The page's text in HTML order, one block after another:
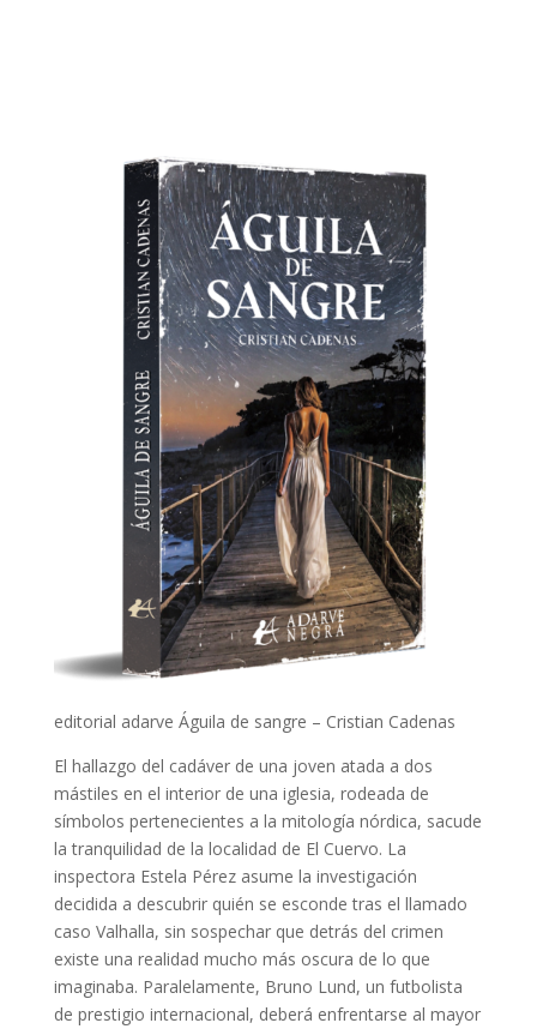
editorial adarve Águila de sangre – Cristian Cadenas
El hallazgo del cadáver de una joven atada a dos
mástiles en el interior de una iglesia, rodeada de
símbolos pertenecientes a la mitología nórdica, sacude
la tranquilidad de la localidad de El Cuervo. La
inspectora Estela Pérez asume la investigación
decidida a descubrir quién se esconde tras el llamado
caso Valhalla, sin sospechar que detrás del crimen
existe una realidad mucho más oscura de lo que
imaginaba. Paralelamente, Bruno Lund, un futbolista
de prestigio internacional, deberá enfrentarse al mayor